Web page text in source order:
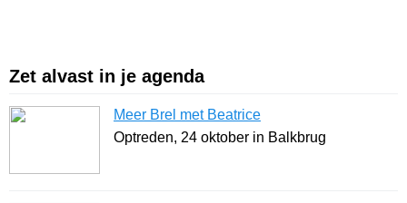
Zet alvast in je agenda
Meer Brel met Beatrice
Optreden, 24 oktober in Balkbrug